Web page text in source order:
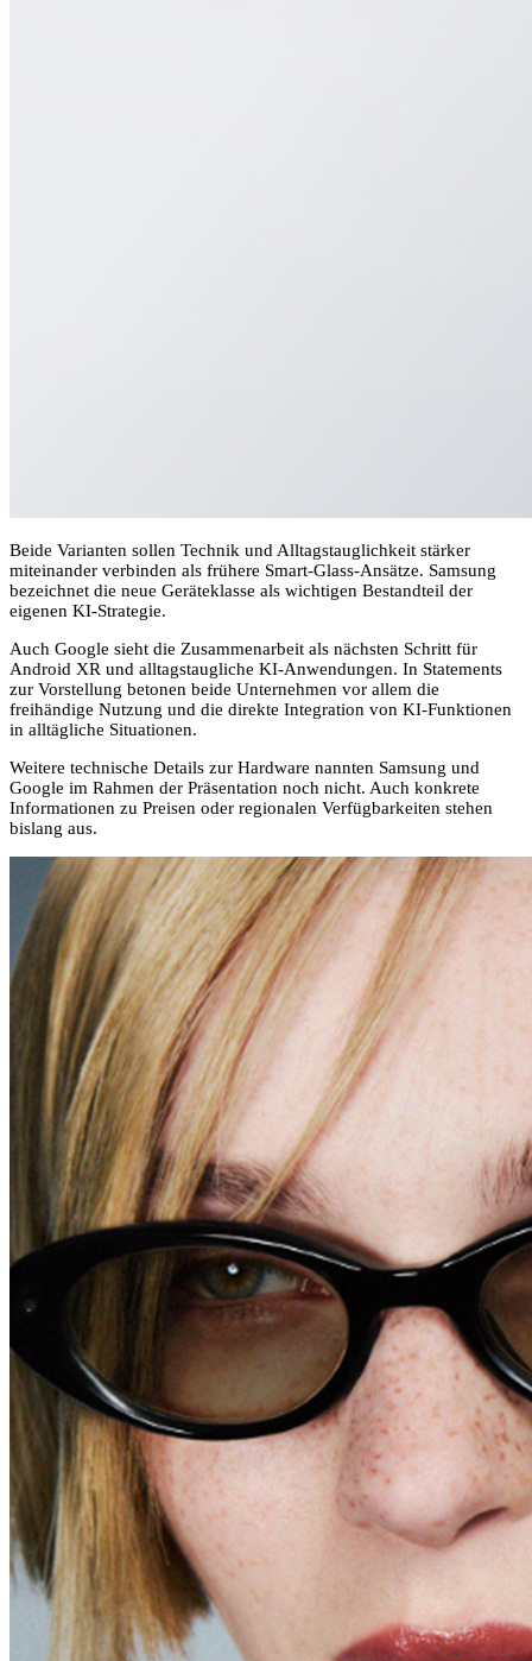
Beide Varianten sollen Technik und Alltagstauglichkeit stärker
miteinander verbinden als frühere Smart-Glass-Ansätze. Samsung
bezeichnet die neue Geräteklasse als wichtigen Bestandteil der
eigenen KI-Strategie.
Auch Google sieht die Zusammenarbeit als nächsten Schritt für
Android XR und alltagstaugliche KI-Anwendungen. In Statements
zur Vorstellung betonen beide Unternehmen vor allem die
freihändige Nutzung und die direkte Integration von KI-Funktionen
in alltägliche Situationen.
Weitere technische Details zur Hardware nannten Samsung und
Google im Rahmen der Präsentation noch nicht. Auch konkrete
Informationen zu Preisen oder regionalen Verfügbarkeiten stehen
bislang aus.